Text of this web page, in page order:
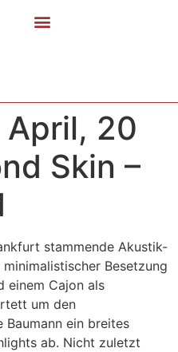
April, 20
Skin –
stammende Akustik-
Besetzung
einem Cajon als
um den
Baumann ein breites
ab. Nicht zuletzt